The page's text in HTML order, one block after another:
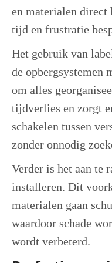
en materialen direct
tijd en frustratie
Het gebruik van
de opbergsystemen
om alles
tijdverlies en zorgt
schakelen tussen
zonder onnodig
Verder is het aan te
installeren. Dit
materialen gaan
waardoor schade
wordt verbeterd.